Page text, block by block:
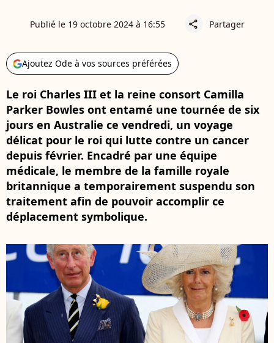
Publié le 19 octobre 2024 à 16:55 share Partager
Ajoutez Ode à vos sources préférées
Le roi Charles III et la reine consort Camilla
Parker Bowles ont entamé une tournée de six
jours en Australie ce vendredi, un voyage
délicat pour le roi qui lutte contre un cancer
depuis février. Encadré par une équipe
médicale, le membre de la famille royale
britannique a temporairement suspendu son
traitement afin de pouvoir accomplir ce
déplacement symbolique.